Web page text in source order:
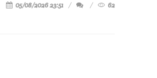
05/08/2026 23:51
62